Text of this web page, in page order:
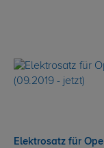
Elektrosatz für